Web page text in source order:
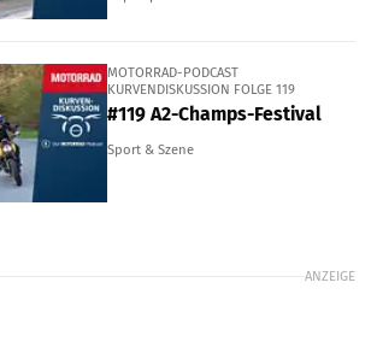
MOTORRAD-PODCAST
KURVENDISKUSSION FOLGE 119
#119 A2-Champs-Festival
Sport & Szene
ANZEIGE